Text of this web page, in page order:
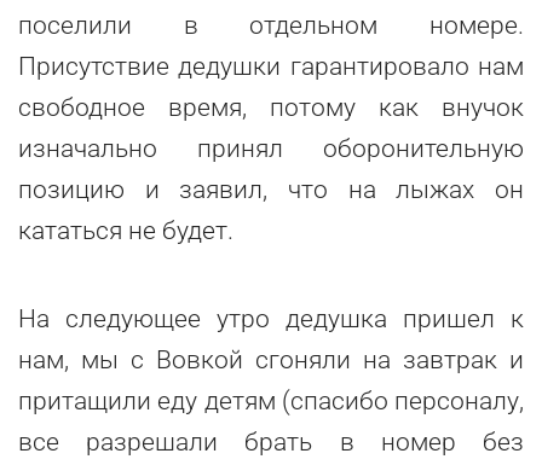
поселили в отдельном номере.
Присутствие дедушки гарантировало нам
свободное время, потому как внучок
изначально принял оборонительную
позицию и заявил, что на лыжах он
кататься не будет.
На следующее утро дедушка пришел к
нам, мы с Вовкой сгоняли на завтрак и
притащили еду детям (спасибо персоналу,
все разрешали брать в номер без